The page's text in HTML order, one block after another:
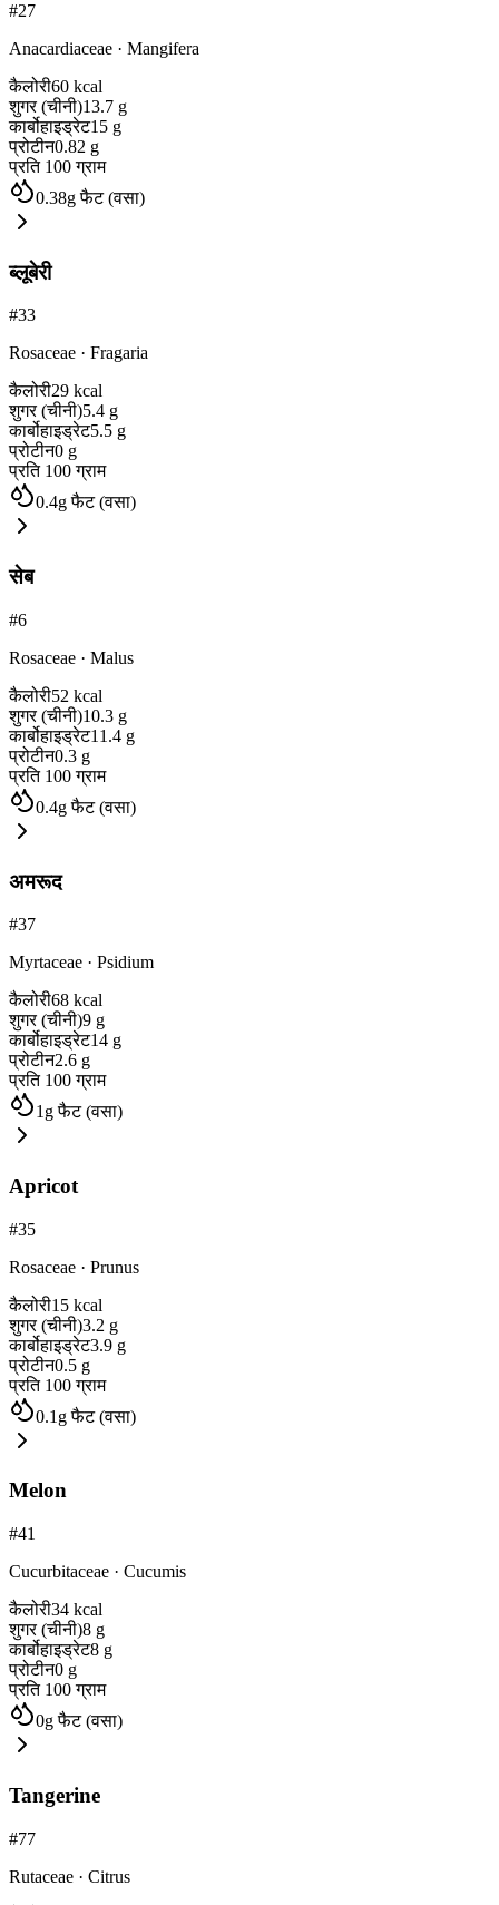
#27
Anacardiaceae · Mangifera
कैलोरी60 kcal
शुगर (चीनी)13.7 g
कार्बोहाइड्रेट15 g
प्रोटीन0.82 g
प्रति 100 ग्राम
0.38gफैट (वसा)
ब्लूबेरी
#33
Rosaceae · Fragaria
कैलोरी29 kcal
शुगर (चीनी)5.4 g
कार्बोहाइड्रेट5.5 g
प्रोटीन0 g
प्रति 100 ग्राम
0.4gफैट (वसा)
सेब
#6
Rosaceae · Malus
कैलोरी52 kcal
शुगर (चीनी)10.3 g
कार्बोहाइड्रेट11.4 g
प्रोटीन0.3 g
प्रति 100 ग्राम
0.4gफैट (वसा)
अमरूद
#37
Myrtaceae · Psidium
कैलोरी68 kcal
शुगर (चीनी)9 g
कार्बोहाइड्रेट14 g
प्रोटीन2.6 g
प्रति 100 ग्राम
1 gफैट (वसा)
Apricot
#35
Rosaceae · Prunus
कैलोरी15 kcal
शुगर (चीनी)3.2 g
कार्बोहाइड्रेट3.9 g
प्रोटीन0.5 g
प्रति 100 ग्राम
0.1 gफैट (वसा)
Melon
#41
Cucurbitaceae · Cucumis
कैलोरी34 kcal
शुगर (चीनी)8 g
कार्बोहाइड्रेट8 g
प्रोटीन0 g
प्रति 100 ग्राम
0gफैट (वसा)
Tangerine
#77
Rutaceae · Citrus